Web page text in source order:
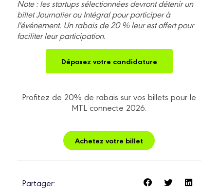
Note : les startups sélectionnées devront détenir un
billet Journalier ou Intégral pour participer à
l'événement. Un rabais de 20 % leur est offert pour
faciliter leur participation.
Déposez votre candidature
Profitez de 20% de rabais sur vos billets pour le
MTL connecte 2026.
Achetez votre billet
Partager: